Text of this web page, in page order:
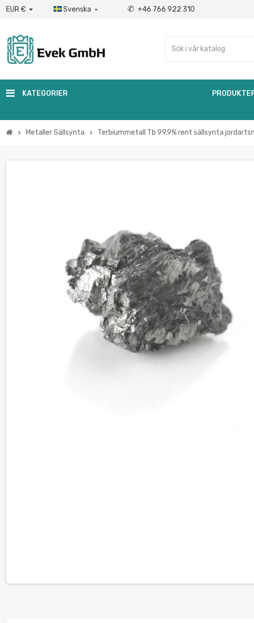
EUR € Svenska  ✆ +46 766 922 310
KATEGORIER
chevron_right Metaller Sällsynta chevron_right Terbiummetall Tb 99,9% rent sällsynta